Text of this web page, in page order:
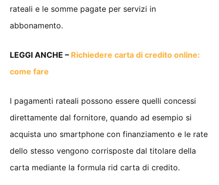
rateali e le somme pagate per servizi in
abbonamento.
LEGGI ANCHE – Richiedere carta di credito online:
come fare
I pagamenti rateali possono essere quelli concessi
direttamente dal fornitore, quando ad esempio si
acquista uno smartphone con finanziamento e le rate
dello stesso vengono corrisposte dal titolare della
carta mediante la formula rid carta di credito.